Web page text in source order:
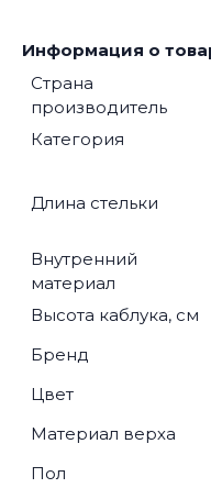
Информация о
Страна
производитель
Категория
Длина стельки
Внутренний
материал
Высота каблука, см
Бренд
Цвет
Материал верха
Пол